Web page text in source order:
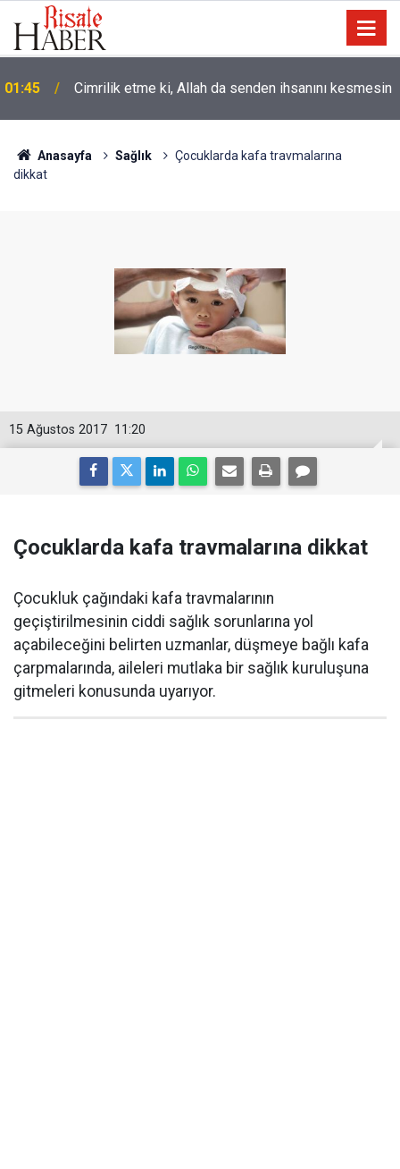
01:45 Cimrilik etme ki, Allah da senden ihsanını kesmesin
Anasayfa Sağlık
Çocuklarda kafa travmalarına
dikkat
11:20
15 Ağustos 2017
Çocuklarda kafa travmalarına dikkat
Çocukluk çağındaki kafa travmalarının
geçiştirilmesinin ciddi sağlık sorunlarına yol
açabileceğini belirten uzmanlar, düşmeye bağlı kafa
çarpmalarında, aileleri mutlaka bir sağlık kuruluşuna
gitmeleri konusunda uyarıyor.